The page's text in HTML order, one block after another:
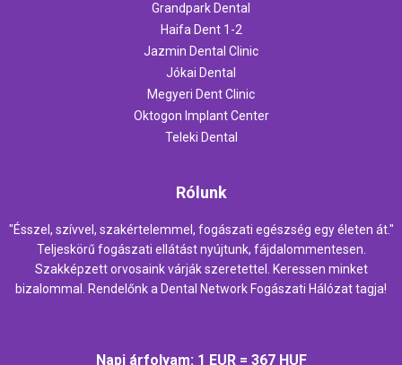
Grandpark Dental
Haifa Dent 1-2
Jazmin Dental Clinic
Jókai Dental
Megyeri Dent Clinic
Oktogon Implant Center
Teleki Dental
Rólunk
"Ésszel, szívvel, szakértelemmel, fogászati egészség egy életen át."
Teljeskörű fogászati ellátást nyújtunk, fájdalommentesen.
Szakképzett orvosaink várják szeretettel. Keressen minket
bizalommal. Rendelőnk a Dental Network Fogászati Hálózat tagja!
Napi árfolyam: 1 EUR = 367 HUF